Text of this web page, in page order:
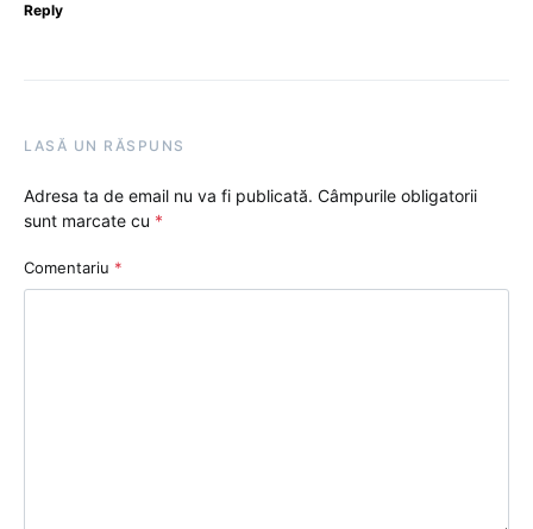
Reply
LASĂ UN RĂSPUNS
Adresa ta de email nu va fi publicată. Câmpurile obligatorii
sunt marcate cu *
Comentariu *